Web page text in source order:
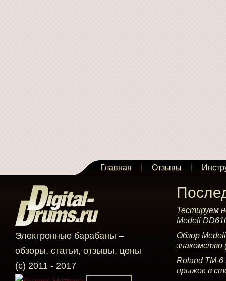
Главная Отзывы
Электронные барабаны –
обзоры, статьи, отзывы, цены
(c) 2011 - 2017
Тестируем
Medeli
Обзор
знакомство
Roland TM-
прыжок в